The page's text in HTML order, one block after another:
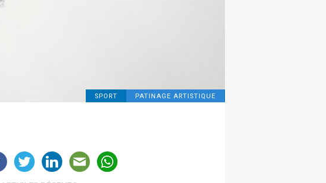
SPORT PATINAGE ARTISTIQUE